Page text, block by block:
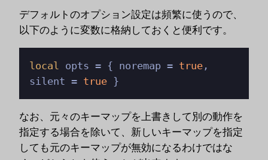
デフォルトのオプション設定は頻繁に使うので、
以下のように変数に格納しておくと便利です。
local opts = { noremap = true,
silent = true }
なお、元々のキーマップを上書きして別の動作を
指定する場合を除いて、新しいキーマップを指定
しても元のキーマップが無効になるわけではな